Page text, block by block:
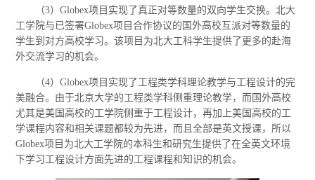
（3）Globex项目实现了真正对等数量的双向学生交换。北大
工学院与已签署Globex项目合作协议的国外高校互派对等数量的
学生到对方高校学习。该项目为北大工科学生提供了更多的赴海
外交流学习的机会。
（4）Globex项目实现了工程类学科理论教学与工程设计的完
美融合。由于北京大学的工程类学科侧重理论教学，而国外高校
尤其是美国高校的工学院侧重于工程设计，再加上美国高校的工
学课程内容和相关课题都较为先进，而且全部是英文授课，所以
Globex项目为北大工学院的本科生和研究生提供了在全英文环境
下学习工程设计方面先进的工程课程和知识的机会。